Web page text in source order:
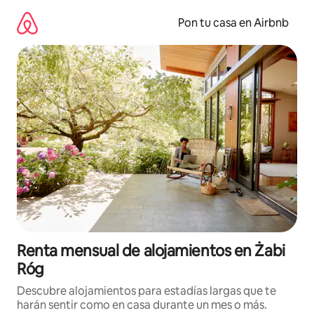
contenido
Pon tu casa en Airbnb
Renta mensual de alojamientos en Żabi
Róg
Descubre alojamientos para estadías largas que te
harán sentir como en casa durante un mes o más.